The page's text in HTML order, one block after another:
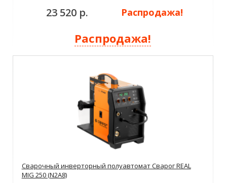
23 520 р. Распродажа!
Распродажа!
Сварочный инверторный полуавтомат Сварог REAL
MIG 250 (N2A8)